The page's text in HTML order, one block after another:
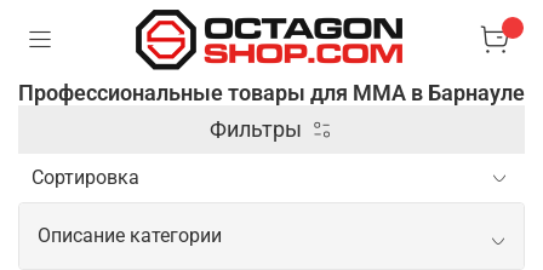
Профессиональные товары для ММА в Барнауле
Фильтры
Описание категории